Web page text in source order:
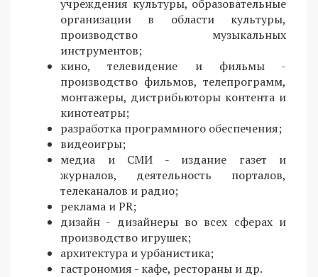
учреждения культуры, образовательные
организации в области культуры,
производство музыкальных
инструментов;
кино, телевидение и фильмы -
производство фильмов, телепрограмм,
монтажеры, дистрибьюторы контента и
кинотеатры;
разработка программного обеспечения;
видеоигры;
медиа и СМИ - издание газет и
журналов, деятельность порталов,
телеканалов и радио;
реклама и PR;
дизайн - дизайнеры во всех сферах и
производство игрушек;
архитектура и урбанистика;
гастрономия - кафе, рестораны и др.